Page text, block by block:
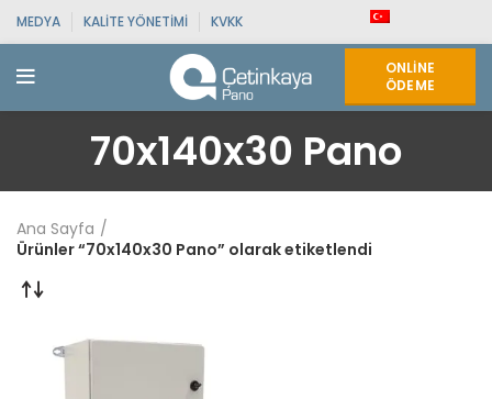
MEDYA KALITE YÖNETIMI KVKK
ONLINE
ÖDEME
70x140x30 Pano
Ana Sayfa
Ürünler “70x140x30 Pano” olarak etiketlendi